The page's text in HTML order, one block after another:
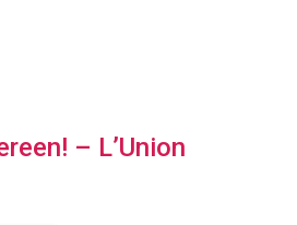
– L’Union